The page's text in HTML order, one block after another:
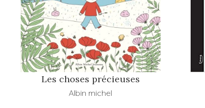
Les choses précieuses
Albin michel